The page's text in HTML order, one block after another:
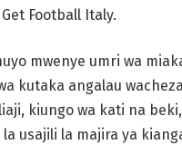
Football Italy.
mwenye umri wa
kutaka angalau
kiungo wa kati na
usajili la majira ya